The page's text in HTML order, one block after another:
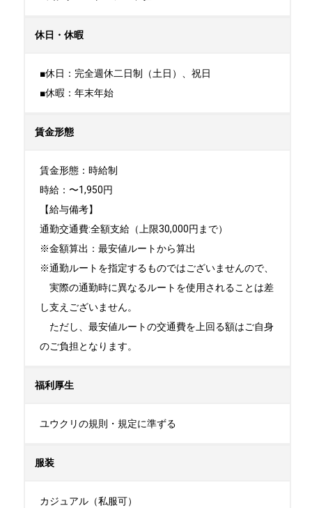
休日・休暇
■休日：完全週休二日制（土日）、祝日
■休暇：年末年始
賃金形態
賃金形態：時給制
時給：〜1,950円
【給与備考】
通勤交通費:全額支給（上限30,000円まで）
※金額算出：最安値ルートから算出
※通勤ルートを指定するものではございませんので、
実際の通勤時に異なるルートを使用されることは差
し支えございません。
ただし、最安値ルートの交通費を上回る額はご自身
のご負担となります。
福利厚生
ユウクリの規則・規定に準ずる
服装
カジュアル（私服可）